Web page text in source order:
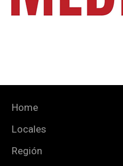
Home
Locales
Región